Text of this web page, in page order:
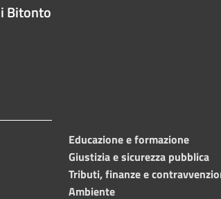
Bitonto
Educazione e formazione
Giustizia e sicurezza pubblica
Tributi, finanze e
Ambiente